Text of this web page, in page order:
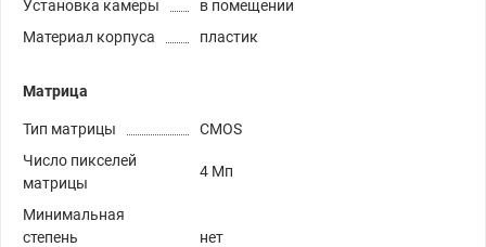
Установка камеры
в помещении
Материал корпуса
пластик
Матрица
Тип матрицы
CMOS
Число пикселей
матрицы
4 Мп
Минимальная
степень
нет